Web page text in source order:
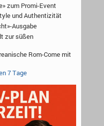
zum Promi-Event
und Authentizität
Ausgabe
zur süßen
Rom-Come mit
7 Tage